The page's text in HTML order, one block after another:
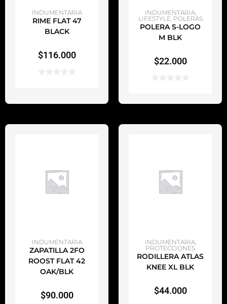
AÑADIR AL CARRITO
INDUMENTARIA
RIME FLAT 47
BLACK
$116.000
AÑADIR AL CARRITO
INDUMENTARIA,
LIFESTYLE, POLERAS
POLERA S-LOGO
M BLK
$22.000
AÑADIR AL CARRITO
INDUMENTARIA
ZAPATILLA 2FO
ROOST FLAT 42
OAK/BLK
$90.000
AÑADIR AL CARRITO
INDUMENTARIA,
PROTECCIONES
RODILLERA ATLAS
KNEE XL BLK
$44.000